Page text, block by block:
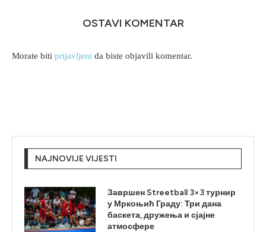
OSTAVI KOMENTAR
Morate biti prijavljeni da biste objavili komentar.
NAJNOVIJE VIJESTI
Завршен Streetball 3×3 турнир
у Мркоњић Граду: Три дана
баскета, дружења и сјајне
атмосфере